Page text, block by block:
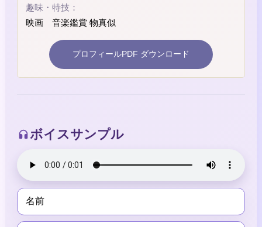
趣味・特技：
映画 音楽鑑賞 物真似
プロフィールPDF ダウンロード
ボイスサンプル
名前